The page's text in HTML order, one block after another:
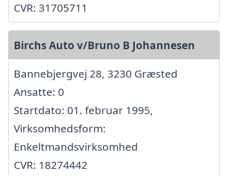
CVR: 31705711
Birchs Auto v/Bruno B Johannesen
Bannebjergvej 28, 3230 Græsted
Ansatte: 0
Startdato: 01. februar 1995,
Virksomhedsform:
Enkeltmandsvirksomhed
CVR: 18274442